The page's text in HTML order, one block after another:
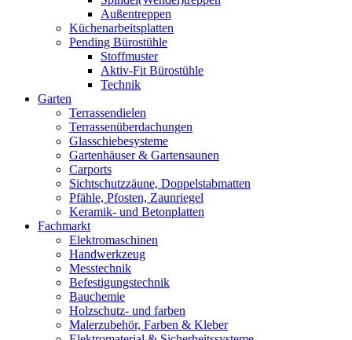
Außentreppen
Küchenarbeitsplatten
Pending Bürostühle
Stoffmuster
Aktiv-Fit Bürostühle
Technik
Garten
Terrassendielen
Terrassenüberdachungen
Glasschiebesysteme
Gartenhäuser & Gartensaunen
Carports
Sichtschutzzäune, Doppelstabmatten
Pfähle, Pfosten, Zaunriegel
Keramik- und Betonplatten
Fachmarkt
Elektromaschinen
Handwerkzeug
Messtechnik
Befestigungstechnik
Bauchemie
Holzschutz- und farben
Malerzubehör, Farben & Kleber